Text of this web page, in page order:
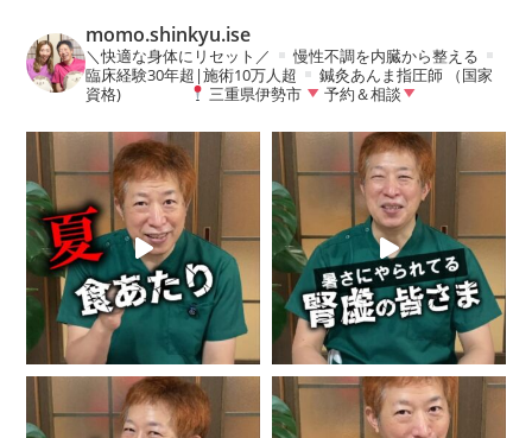
momo.shinkyu.ise
＼快適な身体にリセット／
慢性不調を内臓から整える
臨床経験30年超|施術10万人超
鍼灸あんま指圧師 （国家
資格)
三重県伊勢市 予約＆相談